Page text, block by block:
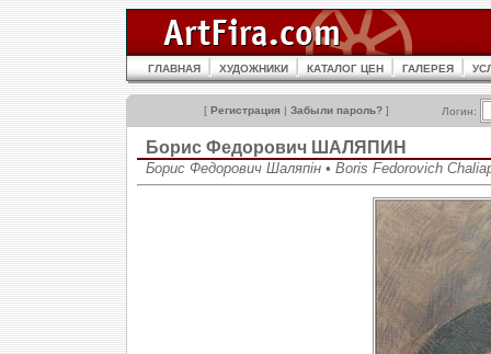
ГЛАВНАЯ ХУДОЖНИКИ КАТАЛОГ ЦЕН ГАЛЕРЕЯ
[ Регистрация | Забыли пароль? ] Логин:
Борис Федорович ШАЛЯПИН
Борис Федорович Шаляпін • Boris Fedorovich